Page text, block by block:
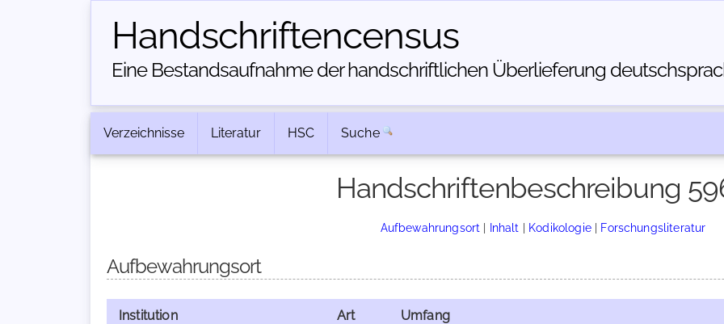
Handschriften­census
Eine Bestandsaufnahme der handschriftlichen Über­lieferung
Verzeichnisse Literatur HSC Suche
Handschriftenbeschreibung
Aufbewahrungsort | Inhalt | Kodikologie| Forschungsliteratur
Aufbewahrungsort
Institution Art Umfang